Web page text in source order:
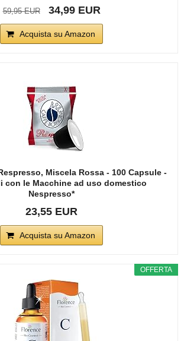
59,95 EUR 34,99 EUR
Acquista su Amazon
Miscela Rossa - 100 Capsule -
con le Macchine ad uso domestico
Nespresso*
23,55 EUR
Acquista su Amazon
OFFERTA